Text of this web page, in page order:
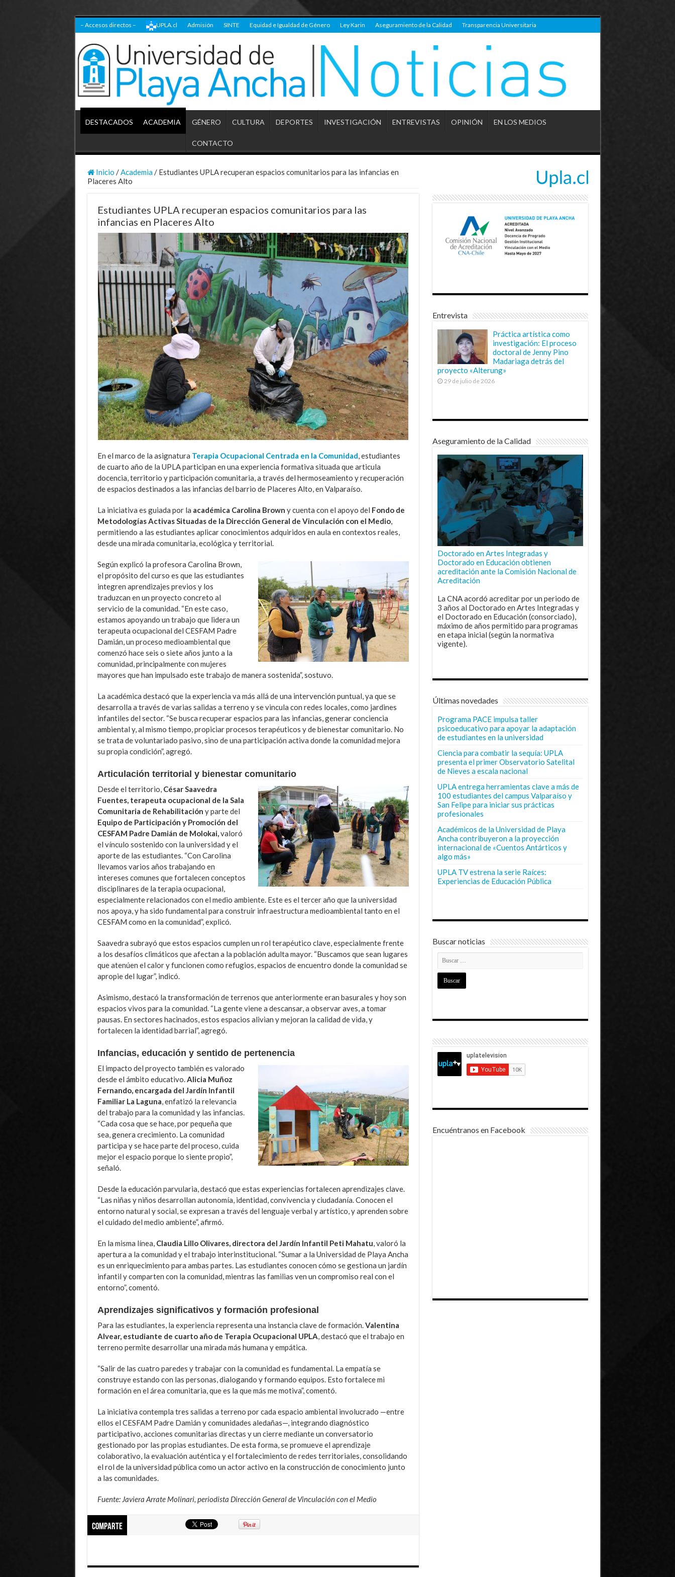
– Accesos directos – UPLA.cl Admisión SINTE Equidad e Igualdad de Género Ley Karin Aseguramiento de la Calidad Transparencia Universitaria
DESTACADOS ACADEMIA GÉNERO CULTURA DEPORTES INVESTIGACIÓN ENTREVISTAS OPINIÓN EN LOS MEDIOS
CONTACTO
Inicio / Academia / Estudiantes UPLA recuperan espacios comunitarios para las infancias en
Placeres Alto
Estudiantes UPLA recuperan espacios comunitarios para las
infancias en Placeres Alto
En el marco de la asignatura Terapia Ocupacional Centrada en la Comunidad , estudiantes
de cuarto año de la UPLA participan en una experiencia formativa situada que articula
docencia, territorio y participación comunitaria, a través del hermoseamiento y recuperación
de espacios destinados a las infancias del barrio de Placeres Alto, en Valparaíso.
La iniciativa es guiada por la académica Carolina Brown y cuenta con el apoyo del Fondo de
Metodologías Activas Situadas de la Dirección General de Vinculación con el Medio,
permitiendo a las estudiantes aplicar conocimientos adquiridos en aula en contextos reales,
desde una mirada comunitaria, ecológica y territorial.
Según explicó la profesora Carolina Brown,
el propósito del curso es que las estudiantes
integren aprendizajes previos y los
traduzcan en un proyecto concreto al
servicio de la comunidad. “En este caso,
estamos apoyando un trabajo que lidera un
terapeuta ocupacional del CESFAM Padre
Damián, un proceso medioambiental que
comenzó hace seis o siete años junto a la
comunidad, principalmente con mujeres
mayores que han impulsado este trabajo de manera sostenida”, sostuvo.
La académica destacó que la experiencia va más allá de una intervención puntual, ya que se
desarrolla a través de varias salidas a terreno y se vincula con redes locales, como jardines
infantiles del sector. “Se busca recuperar espacios para las infancias, generar conciencia
ambiental y, al mismo tiempo, propiciar procesos terapéuticos y de bienestar comunitario. No
se trata de voluntariado pasivo, sino de una participación activa donde la comunidad mejora
su propia condición”, agregó.
Articulación territorial y bienestar comunitario
Desde el territorio, César Saavedra
Fuentes, terapeuta ocupacional de la Sala
Comunitaria de Rehabilitación y parte del
Equipo de Participación y Promoción del
CESFAM Padre Damián de Molokai, valoró
el vínculo sostenido con la universidad y el
aporte de las estudiantes. “Con Carolina
llevamos varios años trabajando en
intereses comunes que fortalecen conceptos
disciplinares de la terapia ocupacional,
especialmente relacionados con el medio ambiente. Este es el tercer año que la universidad
nos apoya, y ha sido fundamental para construir infraestructura medioambiental tanto en el
CESFAM como en la comunidad”, explicó.
Saavedra subrayó que estos espacios cumplen un rol terapéutico clave, especialmente frente
a los desafíos climáticos que afectan a la población adulta mayor. “Buscamos que sean lugares
que atenúen el calor y funcionen como refugios, espacios de encuentro donde la comunidad se
apropie del lugar”, indicó.
Asimismo, destacó la transformación de terrenos que anteriormente eran basurales y hoy son
espacios vivos para la comunidad. “La gente viene a descansar, a observar aves, a tomar
pausas. En sectores hacinados, estos espacios alivian y mejoran la calidad de vida, y
fortalecen la identidad barrial”, agregó.
Infancias, educación y sentido de pertenencia
El impacto del proyecto también es valorado
desde el ámbito educativo. Alicia Muñoz
Fernando, encargada del Jardín Infantil
Familiar La Laguna , enfatizó la relevancia
del trabajo para la comunidad y las infancias.
“Cada cosa que se hace, por pequeña que
sea, genera crecimiento. La comunidad
participa y se hace parte del proceso, cuida
mejor el espacio porque lo siente propio”,
señaló.
Desde la educación parvularia, destacó que estas experiencias fortalecen aprendizajes clave.
“Las niñas y niños desarrollan autonomía, identidad, convivencia y ciudadanía. Conocen el
entorno natural y social, se expresan a través del lenguaje verbal y artístico, y aprenden sobre
el cuidado del medio ambiente”, afirmó.
En la misma línea, Claudia Lillo Olivares, directora del Jardín Infantil Peti Mahatu , valoró la
apertura a la comunidad y el trabajo interinstitucional. “Sumar a la Universidad de Playa Ancha
es un enriquecimiento para ambas partes. Las estudiantes conocen cómo se gestiona un jardín
infantil y comparten con la comunidad, mientras las familias ven un compromiso real con el
entorno”, comentó.
Aprendizajes significativos y formación profesional
Para las estudiantes, la experiencia representa una instancia clave de formación. Valentina
Alvear, estudiante de cuarto año de Terapia Ocupacional UPLA , destacó que el trabajo en
terreno permite desarrollar una mirada más humana y empática.
“Salir de las cuatro paredes y trabajar con la comunidad es fundamental. La empatía se
construye estando con las personas, dialogando y formando equipos. Esto fortalece mi
formación en el área comunitaria, que es la que más me motiva”, comentó.
La iniciativa contempla tres salidas a terreno por cada espacio ambiental involucrado —entre
ellos el CESFAM Padre Damián y comunidades aledañas—, integrando diagnóstico
participativo, acciones comunitarias directas y un cierre mediante un conversatorio
gestionado por las propias estudiantes. De esta forma, se promueve el aprendizaje
colaborativo, la evaluación auténtica y el fortalecimiento de redes territoriales, consolidando
el rol de la universidad pública como un actor activo en la construcción de conocimiento junto
a las comunidades.
Fuente: Javiera Arrate Molinari, periodista Dirección General de Vinculación con el Medio
Comparte
Entrevista
Práctica artística como
investigación: El proceso
doctoral de Jenny Pino
Madariaga detrás del
proyecto «Alterung»
29 de julio de 2026
Aseguramiento de la Calidad
Doctorado en Artes Integradas y
Doctorado en Educación obtienen
acreditación ante la Comisión Nacional de
Acreditación
La CNA acordó acreditar por un periodo de
3 años al Doctorado en Artes Integradas y
el Doctorado en Educación (consorciado),
máximo de años permitido para programas
en etapa inicial (según la normativa
vigente).
Últimas novedades
Programa PACE impulsa taller
psicoeducativo para apoyar la adaptación
de estudiantes en la universidad
Ciencia para combatir la sequía: UPLA
presenta el primer Observatorio Satelital
de Nieves a escala nacional
UPLA entrega herramientas clave a más de
100 estudiantes del campus Valparaíso y
San Felipe para iniciar sus prácticas
profesionales
Académicos de la Universidad de Playa
Ancha contribuyeron a la proyección
internacional de «Cuentos Antárticos y
algo más»
UPLA TV estrena la serie Raíces:
Experiencias de Educación Pública
Buscar noticias
Encuéntranos en Facebook